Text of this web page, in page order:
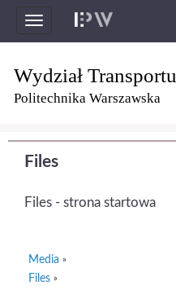
Toggle
navigation
Wydział Transportu
Politechnika Warszawska
Files
Files - strona startowa
Media »
Files »